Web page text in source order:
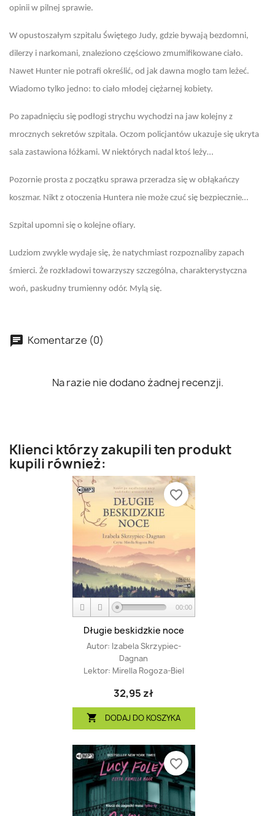
opinii w pilnej sprawie.
W opustoszałym szpitalu Świętego Judy, gdzie bywają bezdomni,
dilerzy i narkomani, znaleziono częściowo zmumifikowane ciało.
Nawet Hunter nie potrafi określić, od jak dawna mogło tam leżeć.
Wiadomo tylko jedno: to ciało młodej ciężarnej kobiety.
Po zapadnięciu się podłogi strychu wychodzi na jaw kolejny z
mrocznych sekretów szpitala. Oczom policjantów ukazuje się ukryta
sala zastawiona łóżkami. W niektórych nadal ktoś leży…
Pozornie prosta z początku sprawa przeradza się w obłąkańczy
koszmar. Nikt z otoczenia Huntera nie może czuć się bezpiecznie…
Szpital upomni się o kolejne ofiary.
Ludziom zwykle wydaje się, że natychmiast rozpoznaliby zapach
śmierci. Że rozkładowi towarzyszy szczególna, charakterystyczna
woń, paskudny trumienny odór. Mylą się.
Komentarze (0)
Na razie nie dodano żadnej recenzji.
Klienci którzy zakupili ten produkt
kupili również:
00:00
Długie beskidzkie noce
Autor: Izabela Skrzypiec-
Dagnan
Lektor: Mirella Rogoza-Biel
32,95 zł
 DODAJ DO KOSZYKA
favorite_border
favorite_border